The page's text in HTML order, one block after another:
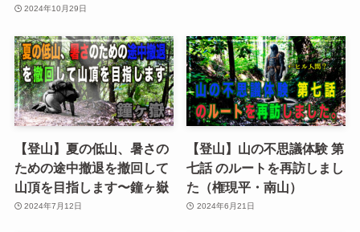
2024年10月29日
【登山】夏の低山、暑さの
ための途中撤退を撤回して
山頂を目指します〜鐘ヶ嶽
2024年7月12日
【登山】山の不思議体験 第
七話 のルートを再訪しまし
た（権現平・南山）
2024年6月21日